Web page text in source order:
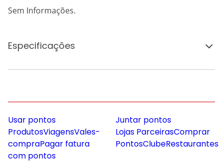
Sem Informações.
Especificações
Usar pontos
ProdutosViagensVales-
compraPagar fatura
com pontos
Juntar pontos
Lojas ParceirasComprar
PontosClubeRestaurantes